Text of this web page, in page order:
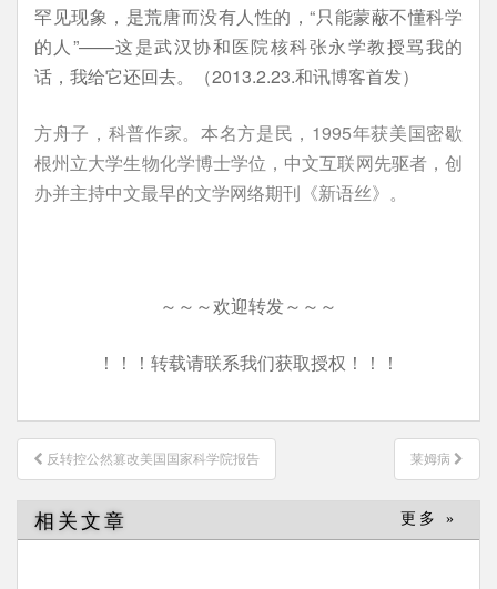
罕见现象，是荒唐而没有人性的，“只能蒙蔽不懂科学
的人”——这是武汉协和医院核科张永学教授骂我的
话，我给它还回去。（2013.2.23.和讯博客首发）
方舟子，科普作家。本名方是民，1995年获美国密歇
根州立大学生物化学博士学位，中文互联网先驱者，创
办并主持中文最早的文学网络期刊《新语丝》。
～～～欢迎转发～～～
！！！转载请联系我们获取授权！！！
文
章
导
航
反转控公然篡改美国国家科学院报告 莱姆病
相关文章 更多 »